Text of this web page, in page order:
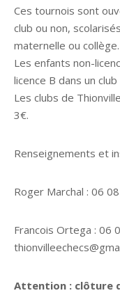
Ces tournois sont
club ou non,
maternelle ou collège.
Les enfants non-
licence B dans un
Les clubs de
3€.
Renseignements et
Roger Marchal : 06
Francois Ortega : 06
Attention : clôture